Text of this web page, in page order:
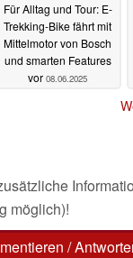
Für Alltag und Tour: E-
Trekking-Bike fährt mit
Mittelmotor von Bosch
und smarten Features
vor 08.06.2025
möglich)!
/